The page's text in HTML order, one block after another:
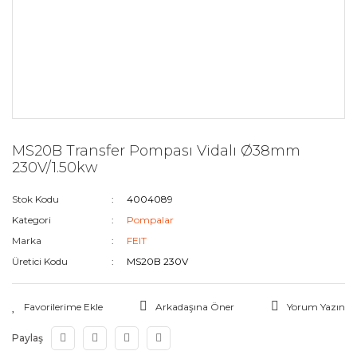
MS20B Transfer Pompası Vidalı Ø38mm
230V/1.50kw
Stok Kodu
4004089
Kategori
Pompalar
Marka
FEIT
Üretici Kodu
MS20B 230V
Arkadaşına Öner Yorum Yazın
Paylaş